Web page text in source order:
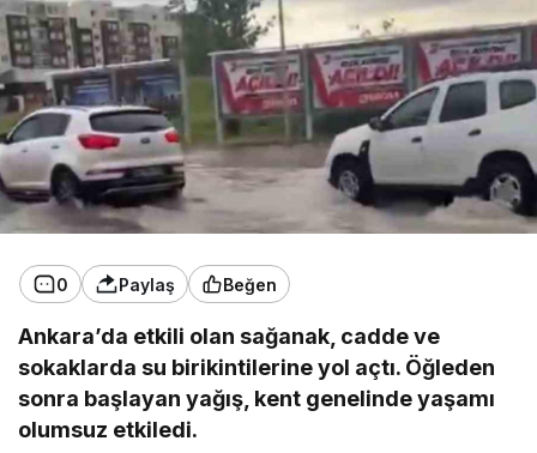
0 Paylaş Beğen
Ankara’da etkili olan sağanak, cadde ve
sokaklarda su birikintilerine yol açtı. Öğleden
sonra başlayan yağış, kent genelinde yaşamı
olumsuz etkiledi.